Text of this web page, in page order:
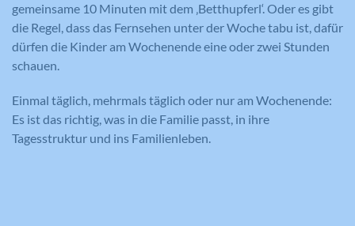
gemeinsame 10 Minuten mit dem ‚Betthupferl‘. Oder es gibt
die Regel, dass das Fernsehen unter der Woche tabu ist, dafür
dürfen die Kinder am Wochenende eine oder zwei Stunden
schauen.
Einmal täglich, mehrmals täglich oder nur am Wochenende:
Es ist das richtig, was in die Familie passt, in ihre
Tagesstruktur und ins Familienleben.
Laufzeit Session
Eindeutige ID, die die Sitzung des
Name cookie_optin
Zweck
Wird von Google Analytics verwendet,
um die Anforderungsrate
Name _gat
Sie können dazu verwendet werden, ein Profil des
Such- und/oder Navigationsverlaufs jedes
Besuchers zu erstellen. Es können identifizierbare
oder eindeutige Daten gesammelt werden.
geteilt.
Cookie-Informationen anzeigen